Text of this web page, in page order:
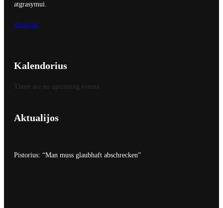
atgrasymui.
Daugiau
Kalendorius
There are no upcoming events.
Aktualijos
Pistorius: “Man muss glaubhaft abschrecken”